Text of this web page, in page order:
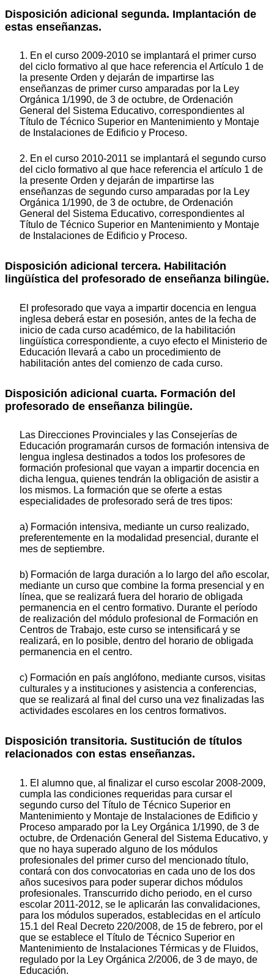
Disposición adicional segunda. Implantación de
estas enseñanzas.
1. En el curso 2009-2010 se implantará el primer curso
del ciclo formativo al que hace referencia el Artículo 1 de
la presente Orden y dejarán de impartirse las
enseñanzas de primer curso amparadas por la Ley
Orgánica 1/1990, de 3 de octubre, de Ordenación
General del Sistema Educativo, correspondientes al
Título de Técnico Superior en Mantenimiento y Montaje
de Instalaciones de Edificio y Proceso.
2. En el curso 2010-2011 se implantará el segundo curso
del ciclo formativo al que hace referencia el artículo 1 de
la presente Orden y dejarán de impartirse las
enseñanzas de segundo curso amparadas por la Ley
Orgánica 1/1990, de 3 de octubre, de Ordenación
General del Sistema Educativo, correspondientes al
Título de Técnico Superior en Mantenimiento y Montaje
de Instalaciones de Edificio y Proceso.
Disposición adicional tercera. Habilitación
lingüística del profesorado de enseñanza bilingüe.
El profesorado que vaya a impartir docencia en lengua
inglesa deberá estar en posesión, antes de la fecha de
inicio de cada curso académico, de la habilitación
lingüística correspondiente, a cuyo efecto el Ministerio de
Educación llevará a cabo un procedimiento de
habilitación antes del comienzo de cada curso.
Disposición adicional cuarta. Formación del
profesorado de enseñanza bilingüe.
Las Direcciones Provinciales y las Consejerías de
Educación programarán cursos de formación intensiva de
lengua inglesa destinados a todos los profesores de
formación profesional que vayan a impartir docencia en
dicha lengua, quienes tendrán la obligación de asistir a
los mismos. La formación que se oferte a estas
especialidades de profesorado será de tres tipos:
a) Formación intensiva, mediante un curso realizado,
preferentemente en la modalidad presencial, durante el
mes de septiembre.
b) Formación de larga duración a lo largo del año escolar,
mediante un curso que combine la forma presencial y en
línea, que se realizará fuera del horario de obligada
permanencia en el centro formativo. Durante el período
de realización del módulo profesional de Formación en
Centros de Trabajo, este curso se intensificará y se
realizará, en lo posible, dentro del horario de obligada
permanencia en el centro.
c) Formación en país anglófono, mediante cursos, visitas
culturales y a instituciones y asistencia a conferencias,
que se realizará al final del curso una vez finalizadas las
actividades escolares en los centros formativos.
Disposición transitoria. Sustitución de títulos
relacionados con estas enseñanzas.
1. El alumno que, al finalizar el curso escolar 2008-2009,
cumpla las condiciones requeridas para cursar el
segundo curso del Título de Técnico Superior en
Mantenimiento y Montaje de Instalaciones de Edificio y
Proceso amparado por la Ley Orgánica 1/1990, de 3 de
octubre, de Ordenación General del Sistema Educativo, y
que no haya superado alguno de los módulos
profesionales del primer curso del mencionado título,
contará con dos convocatorias en cada uno de los dos
años sucesivos para poder superar dichos módulos
profesionales. Transcurrido dicho periodo, en el curso
escolar 2011-2012, se le aplicarán las convalidaciones,
para los módulos superados, establecidas en el artículo
15.1 del Real Decreto 220/2008, de 15 de febrero, por el
que se establece el Título de Técnico Superior en
Mantenimiento de Instalaciones Térmicas y de Fluidos,
regulado por la Ley Orgánica 2/2006, de 3 de mayo, de
Educación.